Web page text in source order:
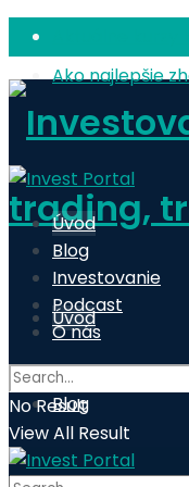
Ako najlepšie
Úvod
Blog
Úvod
Blog
Investovanie
Podcast
O nás
No Result
View All Result